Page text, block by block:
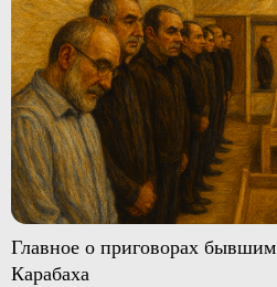
Главное о приговорах
Карабаха